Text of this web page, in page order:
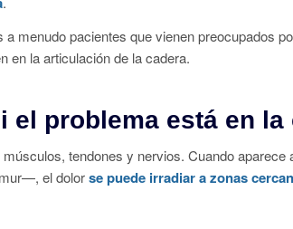
menudo pacientes que vienen preocupados
en la articulación de la cadera.
el problema está en la
tendones y nervios. Cuando
el dolorse puede irradiar a zonas